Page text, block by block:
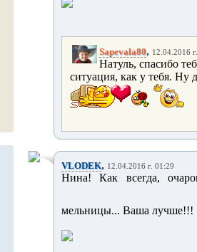
Sapevala80, 12.04.2016
Натуль, спасибо
ситуация, как у тебя.
VLODEK, 12.04.2016 г. 01:29
Нина! Как всегда,
мельницы... Ваша лучше!!!